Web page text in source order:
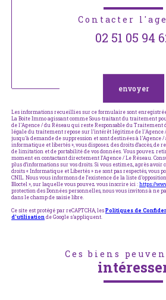
Contacter
02 51 05 94
envoyer
Les informations recueillies sur ce formulaire sont
La Boite Immo agissant comme Sous-traitant du traitement
de l'Agence / du Réseau qui reste Responsable du Traitement
légale du traitement repose sur l'intérêt légitime de l'Agence /
jusqu'à demande de suppression et sont destinées à l'Agence
informatique et libertés », vous disposez des droits d’accès, de
de limitation et de portabilité de vos données. Vous pouvez
moment en contactant directement l’Agence / Le Réseau.
plus d’informations sur vos droits. Si vous estimez, après avoir
droits « Informatique et Libertés » ne sont pas respectés, vous
CNIL. Nous vous informons de l’existence de la liste
Bloctel », sur laquelle vous pouvez vous inscrire ici :https://
protection des Données personnelles, nous vous invitons à ne
dans le champ de saisie libre.
Ce site est protégé par reCAPTCHA, lesPolitiques de
d'utilisation de Google s'appliquent.
Ces biens